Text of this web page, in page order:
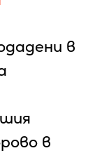
в
в